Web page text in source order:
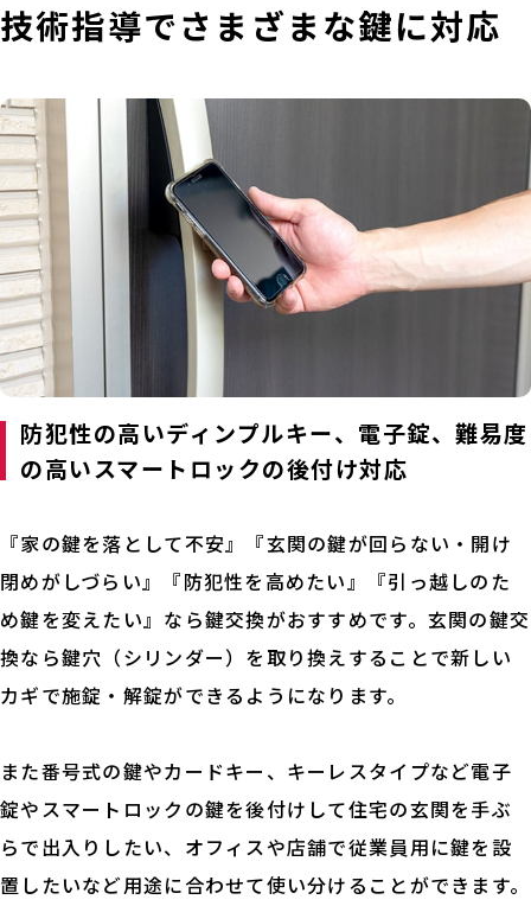
技術指導でさまざまな鍵に対応
防犯性の高いディンプルキー、電子錠、難易度
の高いスマートロックの後付け対応
『家の鍵を落として不安』『玄関の鍵が回らない・開け
閉めがしづらい』『防犯性を高めたい』『引っ越しのた
め鍵を変えたい』なら鍵交換がおすすめです。玄関の鍵交
換なら鍵穴（シリンダー）を取り換えすることで新しい
カギで施錠・解錠ができるようになります。
また番号式の鍵やカードキー、キーレスタイプなど電子
錠やスマートロックの鍵を後付けして住宅の玄関を手ぶ
らで出入りしたい、オフィスや店舗で従業員用に鍵を設
置したいなど用途に合わせて使い分けることができます。